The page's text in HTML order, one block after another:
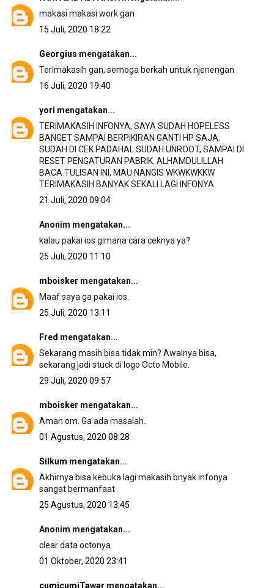
makasi makasi work gan
15 Juli, 2020 18:22
Georgius mengatakan...
Terimakasih gan, semoga berkah untuk njenengan
16 Juli, 2020 19:40
yori mengatakan...
TERIMAKASIH INFONYA, SAYA SUDAH HOPELESS
BANGET SAMPAI BERPIKIRAN GANTI HP SAJA.
SUDAH DI CEK PADAHAL SUDAH UNROOT, SAMPAI DI
RESET PENGATURAN PABRIK. ALHAMDULILLAH
BACA TULISAN INI, MAU NANGIS WKWKWKKW
TERIMAKASIH BANYAK SEKALI LAGI INFONYA
21 Juli, 2020 09:04
Anonim mengatakan...
kalau pakai ios gimana cara ceknya ya?
25 Juli, 2020 11:10
mboisker mengatakan...
Maaf saya ga pakai ios.
25 Juli, 2020 13:11
Fred mengatakan...
Sekarang masih bisa tidak min? Awalnya bisa,
sekarang jadi stuck di logo Octo Mobile.
29 Juli, 2020 09:57
mboisker mengatakan...
Aman om. Ga ada masalah.
01 Agustus, 2020 08:28
Silkum mengatakan...
Akhirnya bisa kebuka lagi makasih bnyak infonya
sangat bermanfaat
25 Agustus, 2020 13:45
Anonim mengatakan...
clear data octonya
01 Oktober, 2020 23:41
cumicumiTawar mengatakan...